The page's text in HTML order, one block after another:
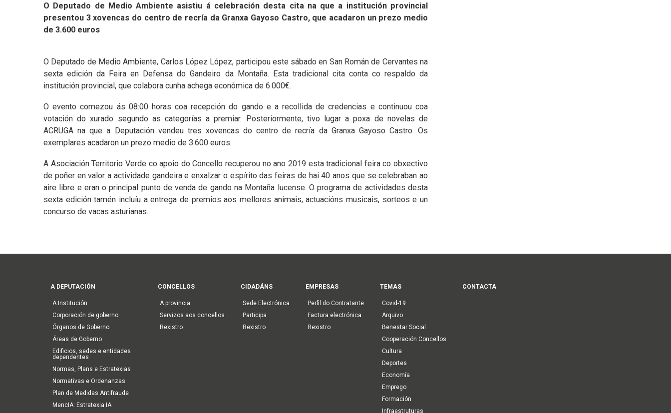
O Deputado de Medio Ambiente asistiu á celebración desta cita na que a institución provincial
presentou 3 xovencas do centro de recría da Granxa Gayoso Castro, que acadaron un prezo medio
de 3.600 euros
O Deputado de Medio Ambiente, Carlos López López, participou este sábado en San Román de Cervantes na
sexta edición da Feira en Defensa do Gandeiro da Montaña. Esta tradicional cita conta co respaldo da
institución provincial, que colabora cunha achega económica de 6.000€.
O evento comezou ás 08:00 horas coa recepción do gando e a recollida de credencias e continuou coa
votación do xurado segundo as categorías a premiar. Posteriormente, tivo lugar a poxa de novelas de
ACRUGA na que a Deputación vendeu tres xovencas do centro de recría da Granxa Gayoso Castro. Os
exemplares acadaron un prezo medio de 3.600 euros.
A Asociación Territorio Verde co apoio do Concello recuperou no ano 2019 esta tradicional feira co obxectivo
de poñer en valor a actividade gandeira e enxalzar o espírito das feiras de hai 40 anos que se celebraban ao
aire libre e eran o principal punto de venda de gando na Montaña lucense. O programa de actividades desta
sexta edición tamén incluíu a entrega de premios aos mellores animais, actuacións musicais, sorteos e un
concurso de vacas asturianas.
Main
navigation
A DEPUTACIÓN
A Institución
Corporación de goberno
Órganos de Goberno
Áreas de Goberno
Edificios, sedes e entidades
dependentes
Normas, Plans e Estratexias
Normativas e Ordenanzas
Plan de Medidas Antifraude
MencIA: Estratexia IA
CONCELLOS
A provincia
Servizos aos concellos
Rexistro
CIDADÁNS
Sede Electrónica
Participa
Rexistro
EMPRESAS
Perfil do Contratante
Factura electrónica
Rexistro
TEMAS
Covid-19
Arquivo
Benestar Social
Cooperación Concellos
Cultura
Deportes
Economía
Emprego
Formación
Infraestruturas
CONTACTA